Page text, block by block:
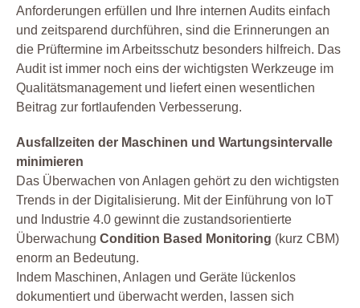
Anforderungen erfüllen und Ihre internen Audits einfach
und zeitsparend durchführen, sind die Erinnerungen an
die Prüftermine im Arbeitsschutz besonders hilfreich. Das
Audit ist immer noch eins der wichtigsten Werkzeuge im
Qualitätsmanagement und liefert einen wesentlichen
Beitrag zur fortlaufenden Verbesserung.
Ausfallzeiten der Maschinen und Wartungsintervalle
minimieren
Das Überwachen von Anlagen gehört zu den wichtigsten
Trends in der Digitalisierung. Mit der Einführung von IoT
und Industrie 4.0 gewinnt die zustandsorientierte
Überwachung Condition Based Monitoring (kurz CBM)
enorm an Bedeutung.
Indem Maschinen, Anlagen und Geräte lückenlos
dokumentiert und überwacht werden, lassen sich